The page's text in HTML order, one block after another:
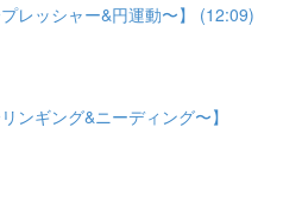
プレッシャー&円運動〜】 (12:09)
ンギング&ニーディング〜】